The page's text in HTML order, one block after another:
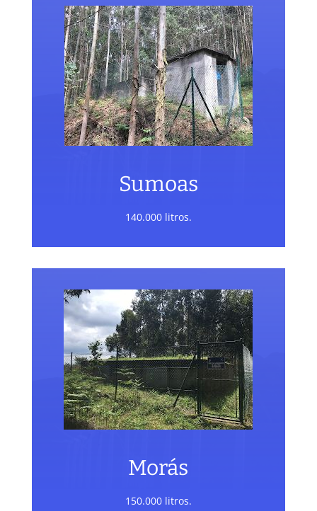
Sumoas
140.000 litros.
Morás
150.000 litros.